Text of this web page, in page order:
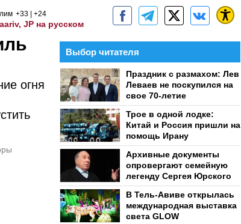
+33 +24
JP на русском
огня
Выбор читателя
Праздник с размахом: Лев
Леваев не поскупился на
свое 70-летие
Трое в одной лодке:
Китай и Россия пришли на
помощь Ирану
Архивные документы
опровергают семейную
легенду Сергея Юрского
В Тель-Авиве открылась
международная выставка
света GLOW